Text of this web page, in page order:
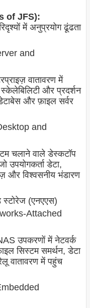
of JFS):
में अनुप्रयोग ढूंढता
and
वातावरण में
स्केलेबिलिटी और प्रदर्शन
डेटाबेस और फ़ाइल सर्वर
and
चलाने वाले डेस्कटॉप
उपयोगकर्ता डेटा,
और विश्वसनीय भंडारण
(एनएएस)
Attached
उपकरणों में नेटवर्क
सिस्टम समर्थन, डेटा
वातावरण में पहुंच